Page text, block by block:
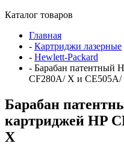
Каталог товаров
Главная
- Картриджи лазерные
- Hewlett-Packard
- Барабан патентный
CF280A/ X и CE505A/
Барабан
картриджей HP
X